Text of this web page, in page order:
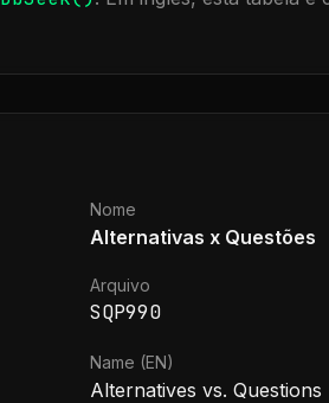
Nome
Alternativas x Questões
Arquivo
SQP990
Name (EN)
Alternatives vs. Questions